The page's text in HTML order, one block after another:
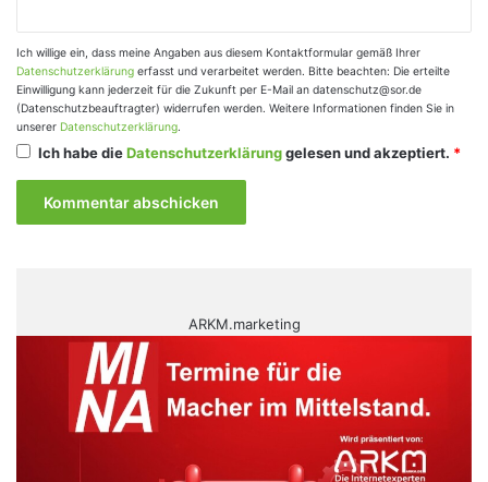
Ich willige ein, dass meine Angaben aus diesem Kontaktformular gemäß Ihrer
Datenschutzerklärung erfasst und verarbeitet werden. Bitte beachten: Die erteilte
Einwilligung kann jederzeit für die Zukunft per E-Mail an datenschutz@sor.de
(Datenschutzbeauftragter) widerrufen werden. Weitere Informationen finden Sie in
unserer Datenschutzerklärung.
Ich habe dieDatenschutzerklärunggelesen und akzeptiert. *
ARKM.marketing